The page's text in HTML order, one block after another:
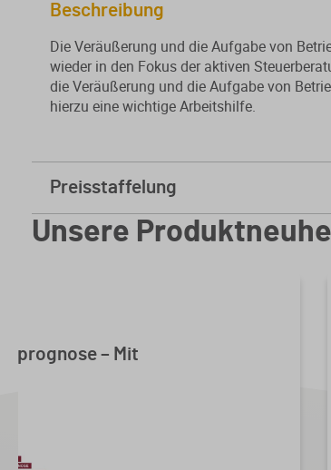
Beschreibung
Die Veräußerung und die Aufgabe von
wieder in den Fokus der aktiven
die Veräußerung und die Aufgabe von
hierzu eine wichtige Arbeitshilfe.
Preisstaffelung
ab5 Stk.6,60 € * sparen Sie 77%
ab10 Stk.5,20 € * sparen Sie 82%
Unsere
– Mit